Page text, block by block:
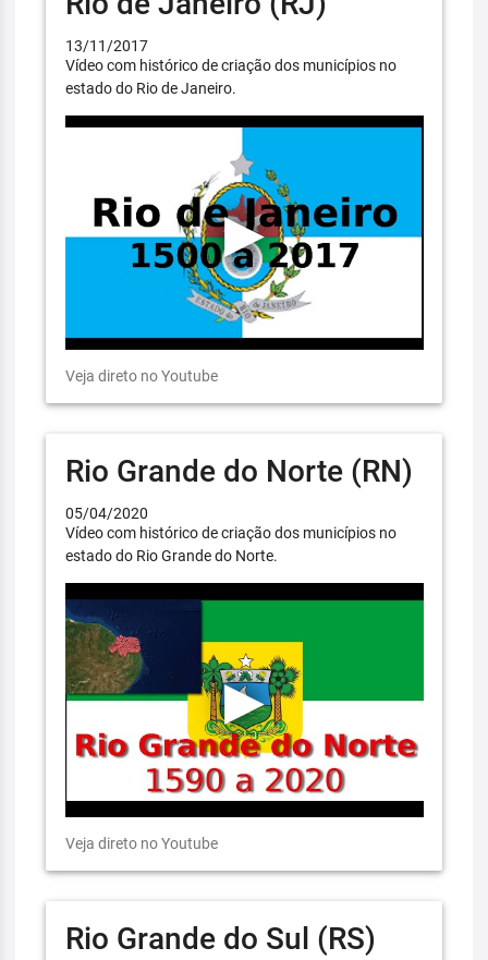
13/11/2017
Vídeo com histórico de criação dos municípios no
estado do Rio de Janeiro.
Veja direto no Youtube
Rio Grande do Norte (RN)
05/04/2020
Vídeo com histórico de criação dos municípios no
estado do Rio Grande do Norte.
Veja direto no Youtube
Rio Grande do Sul (RS)